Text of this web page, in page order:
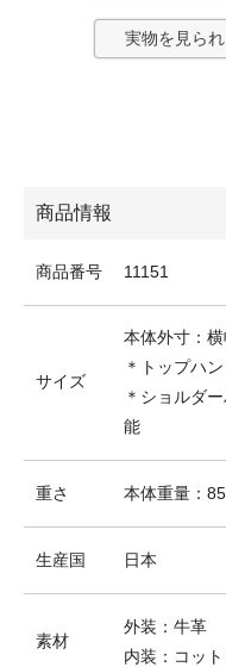
実物を見ら
商品情報
商品番号 11151
サイズ
本体外寸：
＊トップハ
＊ショルダ
能
重さ 本体重量：
生産国 日本
素材
外装：牛革
内装：コット